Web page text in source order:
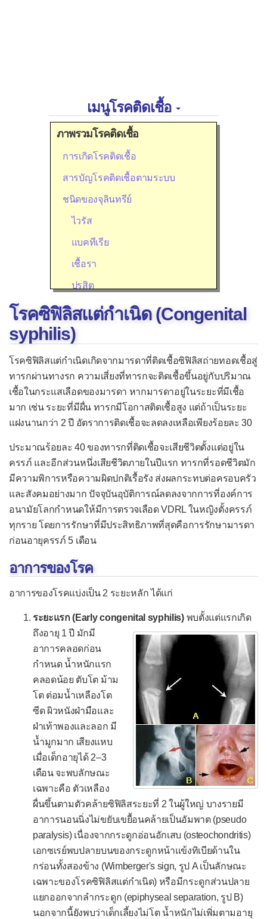
เมนูโรคติดเชื้อ
ภาพรวมโรคติดเชื้อ
การเกิดโรคติดเชื้อ
สารบัญโรคติดเชื้อตามระบบ
ชนิดของจุลินทรีย์
ไวรัส
แบคทีเรีย
เชื้อรา
ปรสิต
เชื้ออื่น ๆ
อาการของโรคติดเชื้อ
กล้ามเนื้อหัวใจอักเสบจากไวรัส
ไข้เลือดออก
ไข้สมองอักเสบ
โรคหวัด
คออักเสบจากไวรัส
คางทูม
ชิคุนกุนยา
โปลิโอ
เยื่อบุตาอักเสบจากไวรัส
เยื่อหุ้มปอดอักเสบจากไวรัส
ลำไส้อักเสบจากโรต้าไวรัส
โรคติดเชื้อไซโตเมกะโลไวรัส
ไซโตเมกะโลไวรัสแต่กำเนิด
โรคติดเชื้อโมโนนิวคลีโอสิส
โรคพิษสุนัขบ้า
โรคฟิฟธ์
โรคมือเท้าปาก
โรคเริม
โรคเริมแต่กำเนิด
โรคไวรัสตับอักเสบ
โรคส่าไข้
โรคหลอดลมฝอยอักเสบ
โรคหัดเยอรมัน
โรคซิฟิลิสแต่กำเนิด (Congenital
syphilis)
โรคซิฟิลิสแต่กำเนิดเกิดจากมารดาที่ติดเชื้อซิฟิลิสถ่ายทอดเชื้อสู่
ทารกผ่านทางรก ความเสี่ยงที่ทารกจะติดเชื้อขึ้นอยู่กับปริมาณ
เชื้อในกระแสเลือดของมารดา หากมารดาอยู่ในระยะที่มีเชื้อ
มาก เช่น ระยะที่มีผื่น ทารกมีโอกาสติดเชื้อสูง แต่ถ้าเป็นระยะ
แฝงนานกว่า 2 ปี อัตราการติดเชื้อจะลดลงเหลือเพียงร้อยละ 30
ประมาณร้อยละ 40 ของทารกที่ติดเชื้อจะเสียชีวิตตั้งแต่อยู่ใน
ครรภ์ และอีกส่วนหนึ่งเสียชีวิตภายในปีแรก ทารกที่รอดชีวิตมัก
มีความพิการหรือความผิดปกติเรื้อรัง ส่งผลกระทบต่อครอบครัว
และสังคมอย่างมาก ปัจจุบันอุบัติการณ์ลดลงจากการที่องค์การ
อนามัยโลกกำหนดให้มีการตรวจเลือด VDRL ในหญิงตั้งครรภ์
ทุกราย โดยการรักษาที่มีประสิทธิภาพที่สุดคือการรักษามารดา
ก่อนอายุครรภ์ 5 เดือน
อาการของโรค
อาการของโรคแบ่งเป็น 2 ระยะหลัก ได้แก่
ระยะแรก (Early congenital syphilis) พบตั้งแต่แรกเกิด
ถึงอายุ 1 ปี มักมี
อาการคลอดก่อน
กำหนด น้ำหนักแรก
คลอดน้อย ตับโต ม้าม
โต ต่อมน้ำเหลืองโต
ซีด ผิวหนังฝ่ามือและ
ฝ่าเท้าพองและลอก มี
น้ำมูกมาก เสียงแหบ
เมื่อเด็กอายุได้ 2–3
เดือน จะพบลักษณะ
เฉพาะคือ ตัวเหลือง
ผื่นขึ้นตามตัวคล้ายซิฟิลิสระยะที่ 2 ในผู้ใหญ่ บางรายมี
อาการนอนนิ่งไม่ขยับเขยื้อนคล้ายเป็นอัมพาต (pseudo
paralysis) เนื่องจากกระดูกอ่อนอักเสบ (osteochondritis)
เอกซเรย์พบปลายบนของกระดูกหน้าแข้งทิเบียด้านใน
กร่อนทั้งสองข้าง (Wimberger's sign, รูป A เป็นลักษณะ
เฉพาะของโรคซิฟิลิสแต่กำเนิด) หรือมีกระดูกส่วนปลาย
แยกออกจากลำกระดูก (epiphyseal separation, รูป B)
นอกจากนี้ยังพบว่าเด็กเลี้ยงไม่โต น้ำหนักไม่เพิ่มตามอายุ